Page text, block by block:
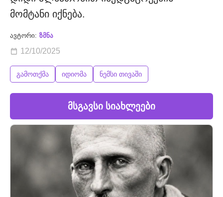
მომტანი იქნება.
ავტორი: ზმნა
12/10/2025
გამოთქმა იდიომა ნემსი თივაში
მსგავსი სიახლეები